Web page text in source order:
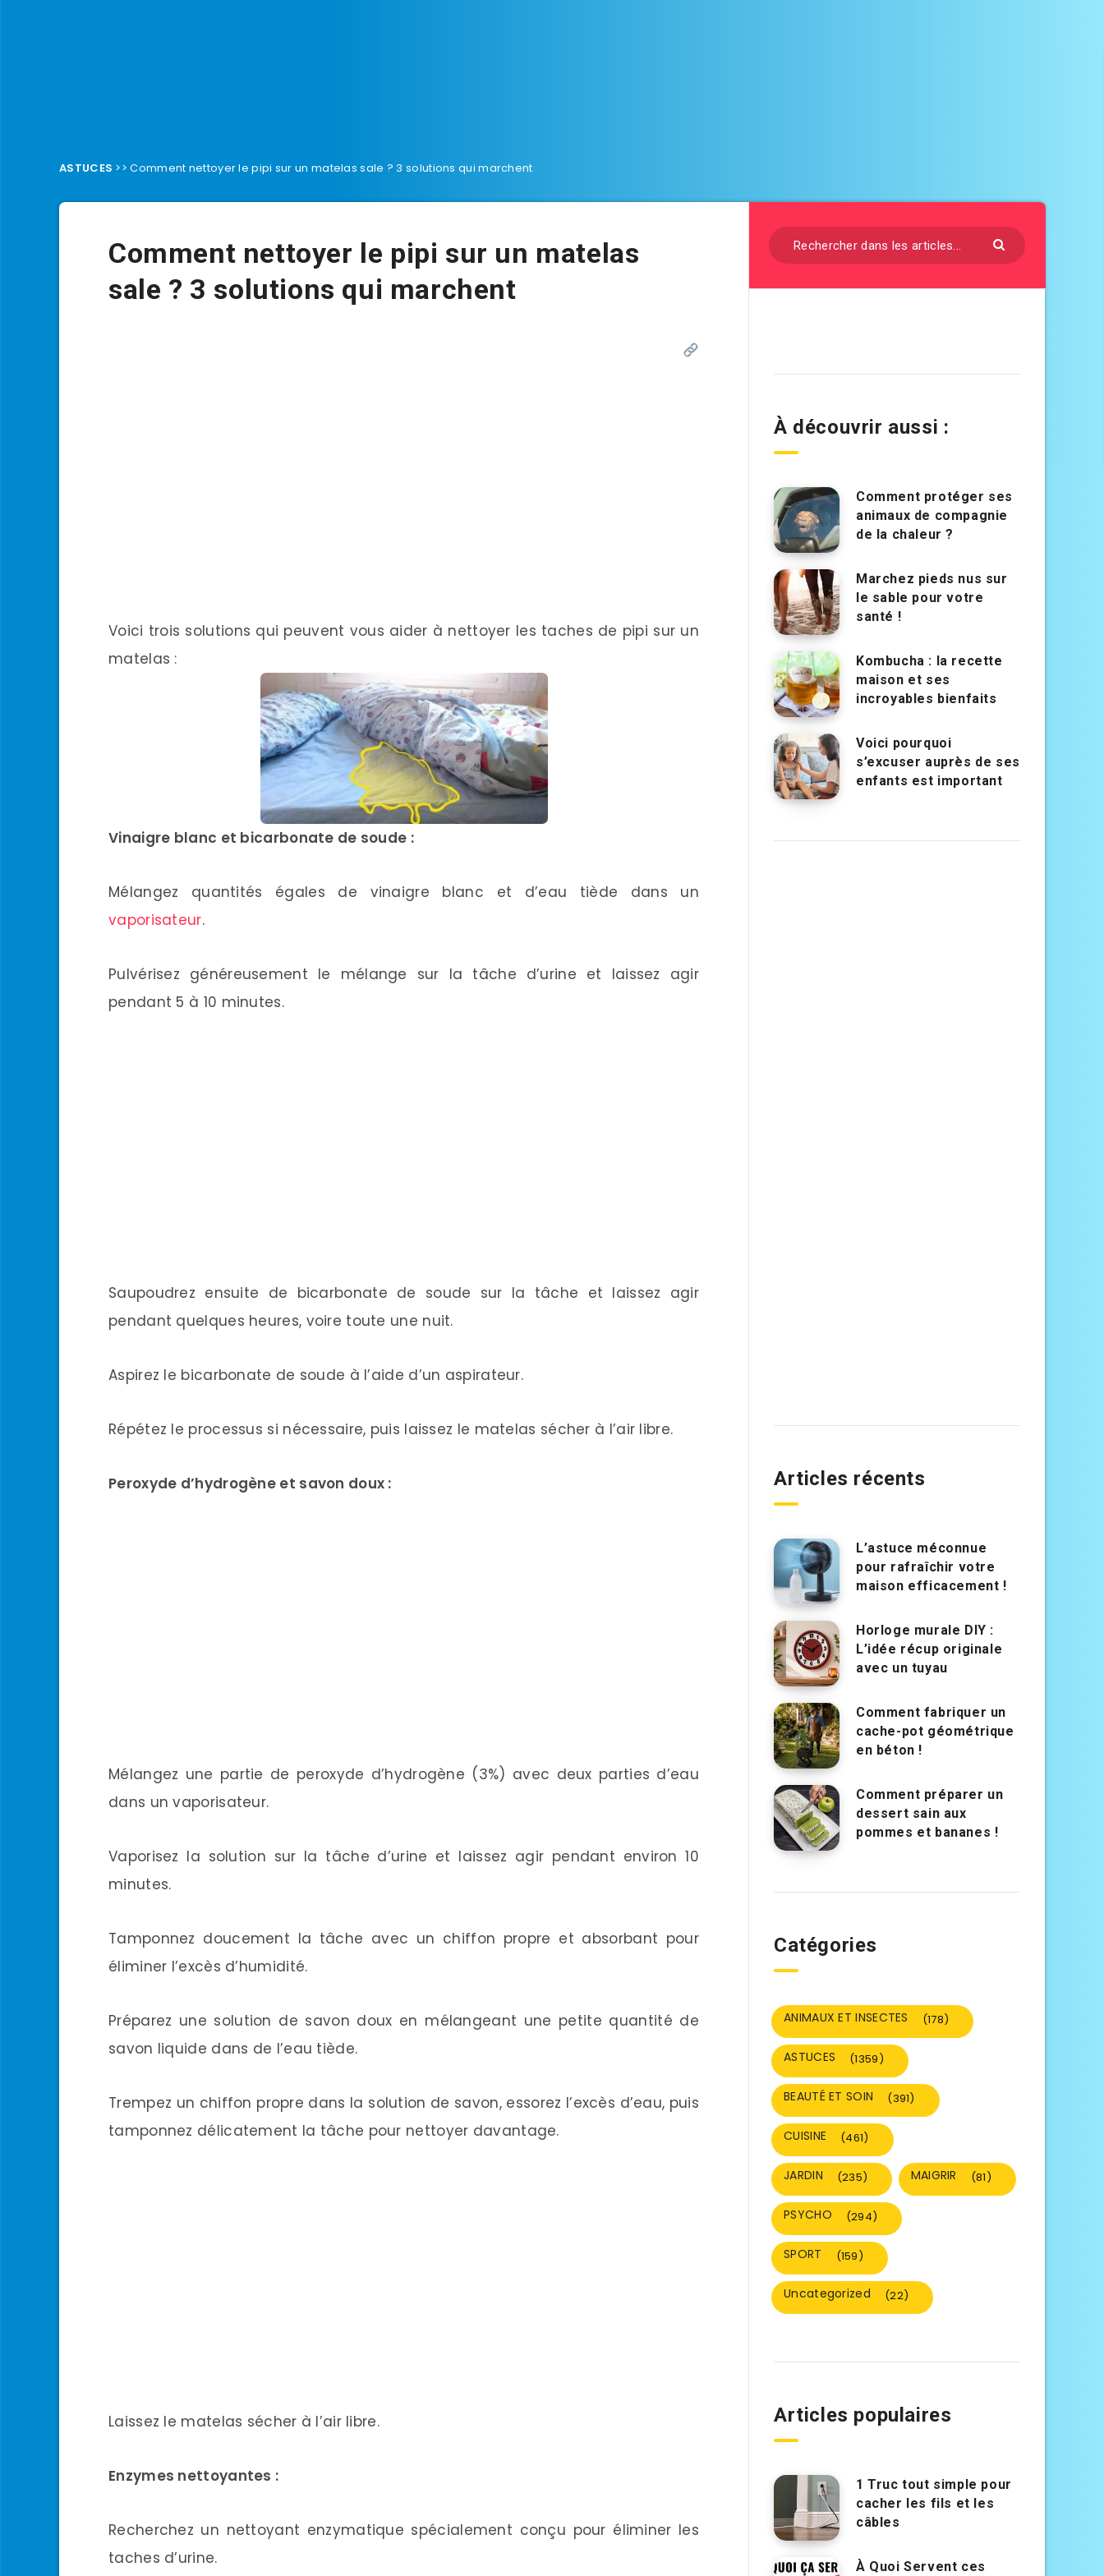
ASTUCES >>Comment nettoyer le pipi sur un matelas sale ? 3 solutions qui marchent
Comment nettoyer le pipi sur un matelas
sale ? 3 solutions qui marchent
Voici trois solutions qui peuvent vous aider à nettoyer les taches de pipi sur un
matelas :
Vinaigre blanc et bicarbonate de soude :
Mélangez quantités égales de vinaigre blanc et d’eau tiède dans un
vaporisateur.
Pulvérisez généreusement le mélange sur la tâche d’urine et laissez agir
pendant 5 à 10 minutes.
Saupoudrez ensuite de bicarbonate de soude sur la tâche et laissez agir
pendant quelques heures, voire toute une nuit.
Aspirez le bicarbonate de soude à l’aide d’un aspirateur.
Répétez le processus si nécessaire, puis laissez le matelas sécher à l’air libre.
Peroxyde d’hydrogène et savon doux :
Mélangez une partie de peroxyde d’hydrogène (3%) avec deux parties d’eau
dans un vaporisateur.
Vaporisez la solution sur la tâche d’urine et laissez agir pendant environ 10
minutes.
Tamponnez doucement la tâche avec un chiffon propre et absorbant pour
éliminer l’excès d’humidité.
Préparez une solution de savon doux en mélangeant une petite quantité de
savon liquide dans de l’eau tiède.
Trempez un chiffon propre dans la solution de savon, essorez l’excès d’eau, puis
tamponnez délicatement la tâche pour nettoyer davantage.
Laissez le matelas sécher à l’air libre.
Enzymes nettoyantes :
Recherchez un nettoyant enzymatique spécialement conçu pour éliminer les
taches d’urine.
À découvrir aussi :
Comment protéger ses
animaux de compagnie
de la chaleur ?
Marchez pieds nus sur
le sable pour votre
santé !
Kombucha : la recette
maison et ses
incroyables bienfaits
Voici pourquoi
s’excuser auprès de ses
enfants est important
Articles récents
L’astuce méconnue
pour rafraîchir votre
maison efficacement !
Horloge murale DIY :
L’idée récup originale
avec un tuyau
Comment fabriquer un
cache-pot géométrique
en béton !
Comment préparer un
dessert sain aux
pommes et bananes !
Catégories
ANIMAUX ET INSECTES (178)
ASTUCES (1359)
BEAUTÉ ET SOIN (391)
CUISINE (461)
JARDIN (235) MAIGRIR (81)
PSYCHO (294)
SPORT (159)
Uncategorized (22)
Articles populaires
1 Truc tout simple pour
cacher les fils et les
câbles
À Quoi Servent ces